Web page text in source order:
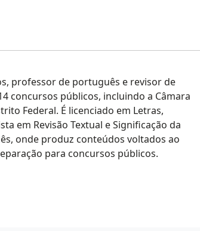
professor de português e revisor de
concursos públicos, incluindo a Câmara
Federal. É licenciado em Letras,
em Revisão Textual e Significação da
onde produz conteúdos voltados ao
para concursos públicos.